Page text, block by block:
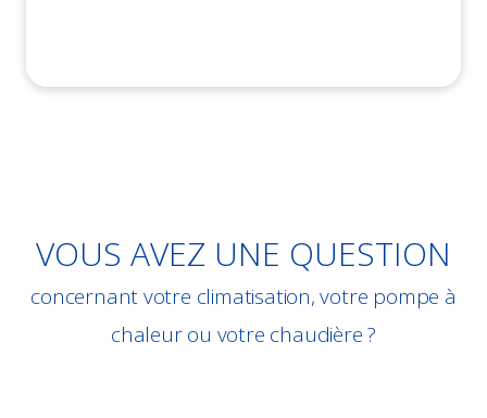
VOUS AVEZ UNE QUESTION
concernant votre climatisation, votre pompe à
chaleur ou votre chaudière ?